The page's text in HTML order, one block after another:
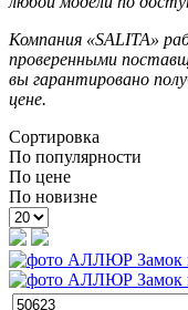
Компания «SALITA»
проверенными
вы гарантировано
цене.
Сортировка
По популярности
По цене
По новизне